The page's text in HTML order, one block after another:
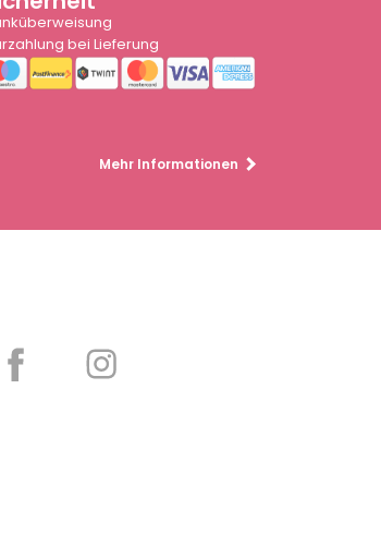
bei Lieferung
Mehr Informationen